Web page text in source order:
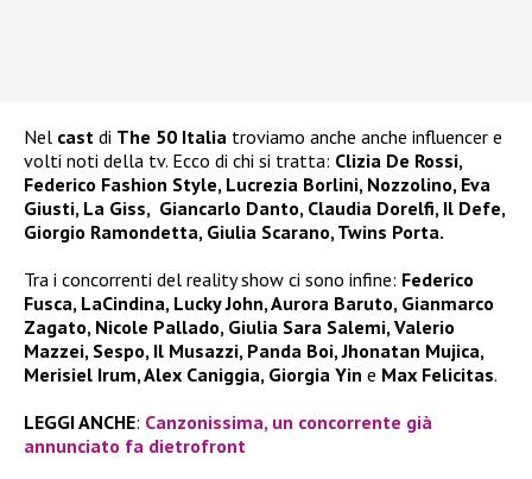
Nel cast di The 50 Italia troviamo anche anche influencer e
volti noti della tv. Ecco di chi si tratta: Clizia De Rossi,
Federico Fashion Style, Lucrezia Borlini, Nozzolino, Eva
Giusti, La Giss, Giancarlo Danto, Claudia Dorelfi, Il Defe,
Giorgio Ramondetta, Giulia Scarano, Twins Porta.
Tra i concorrenti del reality show ci sono infine: Federico
Fusca, LaCindina, Lucky John, Aurora Baruto, Gianmarco
Zagato, Nicole Pallado, Giulia Sara Salemi, Valerio
Mazzei, Sespo, Il Musazzi, Panda Boi, Jhonatan Mujica,
Merisiel Irum, Alex Caniggia, Giorgia Yin e Max Felicitas.
LEGGI ANCHE: Canzonissima, un concorrente già
annunciato fa dietrofront